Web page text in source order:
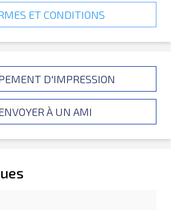
ET CONDITIONS
D'IMPRESSION
À UN AMI